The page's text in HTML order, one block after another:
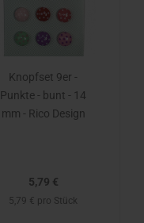
Knopfset 9er -
Punkte - bunt - 14
mm - Rico Design
5,79 €
5,79 € pro Stück